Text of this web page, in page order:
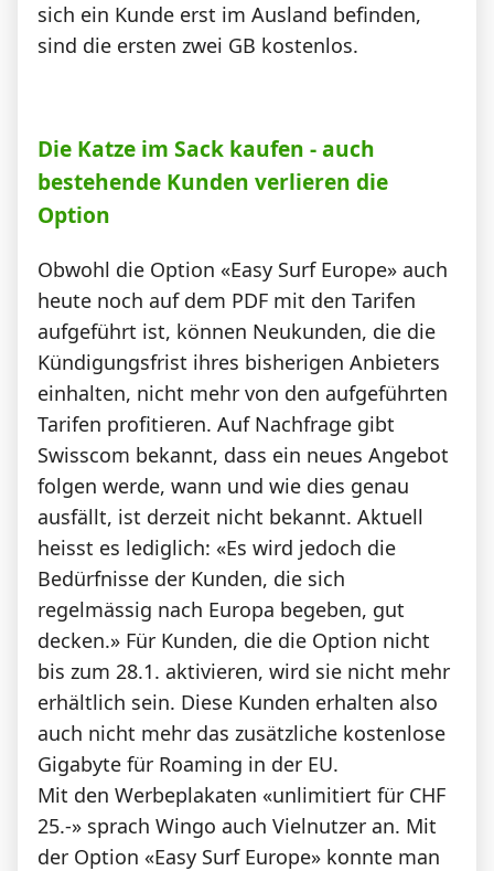
sich ein Kunde erst im Ausland befinden,
sind die ersten zwei GB kostenlos.
Die Katze im Sack kaufen - auch
bestehende Kunden verlieren die
Option
Obwohl die Option «Easy Surf Europe» auch
heute noch auf dem PDF mit den Tarifen
aufgeführt ist, können Neukunden, die die
Kündigungsfrist ihres bisherigen Anbieters
einhalten, nicht mehr von den aufgeführten
Tarifen profitieren. Auf Nachfrage gibt
Swisscom bekannt, dass ein neues Angebot
folgen werde, wann und wie dies genau
ausfällt, ist derzeit nicht bekannt. Aktuell
heisst es lediglich: «Es wird jedoch die
Bedürfnisse der Kunden, die sich
regelmässig nach Europa begeben, gut
decken.» Für Kunden, die die Option nicht
bis zum 28.1. aktivieren, wird sie nicht mehr
erhältlich sein. Diese Kunden erhalten also
auch nicht mehr das zusätzliche kostenlose
Gigabyte für Roaming in der EU.
Mit den Werbeplakaten «unlimitiert für CHF
25.-» sprach Wingo auch Vielnutzer an. Mit
der Option «Easy Surf Europe» konnte man